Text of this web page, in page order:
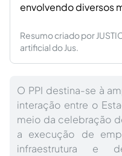
envolvendo diversos
Resumo criado por
artificial do Jus.
O PPI destina-se à
interação entre o
meio da celebração
a execução de
infraestrutura e